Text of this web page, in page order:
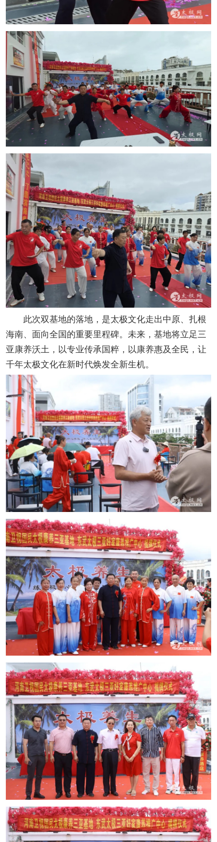
此次双基地的落地，是太极文化走出中原、扎根
海南、面向全国的重要里程碑。未来，基地将立足三
亚康养沃土，以专业传承国粹，以康养惠及全民，让
千年太极文化在新时代焕发全新生机。